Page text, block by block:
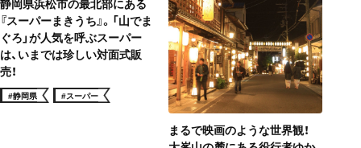
静岡県浜松市の最北部にある
『スーパーまきうち』。「山でま
ぐろ」が人気を呼ぶスーパー
は、いまでは珍しい対面式販
売！
#静岡県 #スーパー
まるで映画のような世界観！